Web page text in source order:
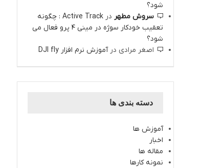
شود؟
سروش مطهردر
Active Track : چگونه
تعقیب خودکار سوژه در مینی 4 پرو فعال می
شود؟
اصغر مرادی درآموزش نرم افزار DJI fly
دسته بندی ها
آموزش ها
اخبار
مقاله ها
نمونه کارها